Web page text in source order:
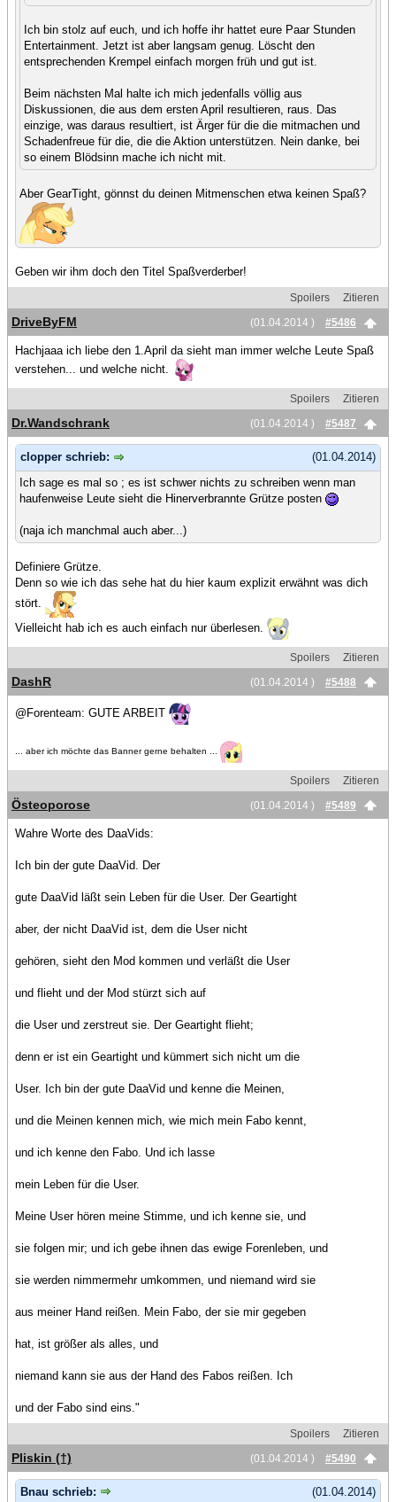
Ich bin stolz auf euch, und ich hoffe ihr hattet eure Paar Stunden
Entertainment. Jetzt ist aber langsam genug. Löscht den
entsprechenden Krempel einfach morgen früh und gut ist.
Beim nächsten Mal halte ich mich jedenfalls völlig aus
Diskussionen, die aus dem ersten April resultieren, raus. Das
einzige, was daraus resultiert, ist Ärger für die die mitmachen und
Schadenfreue für die, die die Aktion unterstützen. Nein danke, bei
so einem Blödsinn mache ich nicht mit.
Aber GearTight, gönnst du deinen Mitmenschen etwa keinen Spaß?
Geben wir ihm doch den Titel Spaßverderber!
Spoilers
Zitieren
(01.04.2014 )
#5486
DriveByFM
Hachjaaa ich liebe den 1.April da sieht man immer welche Leute Spaß
verstehen... und welche nicht.
Spoilers
Zitieren
(01.04.2014 )
#5487
Dr.Wandschrank
(01.04.2014)
clopper schrieb:
Ich sage es mal so ; es ist schwer nichts zu schreiben wenn man
haufenweise Leute sieht die Hinerverbrannte Grütze posten
(naja ich manchmal auch aber...)
Definiere Grütze.
Denn so wie ich das sehe hat du hier kaum explizit erwähnt was dich
stört.
Vielleicht hab ich es auch einfach nur überlesen.
Spoilers
Zitieren
(01.04.2014 )
#5488
DashR
@Forenteam: GUTE ARBEIT
... aber ich möchte das Banner gerne behalten ...
Spoilers
Zitieren
(01.04.2014 )
#5489
Östeoporose
Wahre Worte des DaaVids:
Ich bin der gute DaaVid. Der
gute DaaVid läßt sein Leben für die User. Der Geartight
aber, der nicht DaaVid ist, dem die User nicht
gehören, sieht den Mod kommen und verläßt die User
und flieht und der Mod stürzt sich auf
die User und zerstreut sie. Der Geartight flieht;
denn er ist ein Geartight und kümmert sich nicht um die
User. Ich bin der gute DaaVid und kenne die Meinen,
und die Meinen kennen mich, wie mich mein Fabo kennt,
und ich kenne den Fabo. Und ich lasse
mein Leben für die User.
Meine User hören meine Stimme, und ich kenne sie, und
sie folgen mir; und ich gebe ihnen das ewige Forenleben, und
sie werden nimmermehr umkommen, und niemand wird sie
aus meiner Hand reißen. Mein Fabo, der sie mir gegeben
hat, ist größer als alles, und
niemand kann sie aus der Hand des Fabos reißen. Ich
und der Fabo sind eins."
Spoilers
Zitieren
(01.04.2014 )
#5490
Pliskin (†)
(01.04.2014)
Bnau schrieb: